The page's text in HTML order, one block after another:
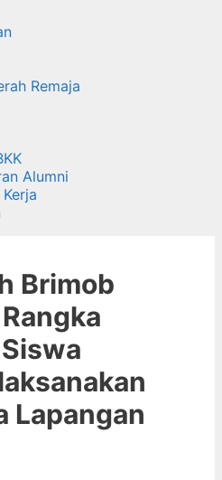
Remaja
Alumni
Brimob
Lapangan